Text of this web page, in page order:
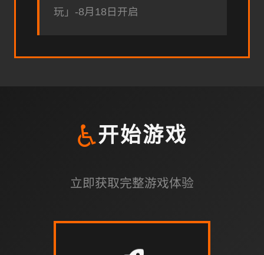
玩」-8月18日开启
♿开始游戏
立即获取完整游戏体验